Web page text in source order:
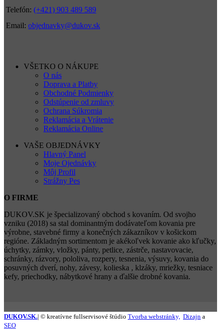
Telefón: (+421) 903 489 589
Email: objednavky@dukov.sk
VŠETKO O NÁKUPE
O nás
Doprava a Platby
Obchodné Podmienky
Odstúpenie od zmluvy
Ochrana Súkromia
Reklamácia a Vrátenie
Reklamácia Online
VAŠE OBJEDNÁVKY
Hlavný Panel
Moje Ojednávky
Môj Profil
Strážny Pes
O FIRME
DUKOV.SK je špecializovaný obchod s kovaním. Od svojho
vzniku (2018) sa stal dominantným dodávateľom kovania pre
výrobne, stavebné firmy a konečných zákazníkov v košickom
regióne. Základným sortimentom je akékoľvek kovanie ako kľučky,
úchytky, zámky, vložky, pánty, petlice, zástrče, nastavovacie,
schránky, rázvory, pololiva, rozpery, tesnenia, výsuvy, kovania do
posuvných dverí, nohy, závesy, kolieska , klzáky, mriežky, tesniace
kefy, priechodky, nábytkové hrany a ďalšie drobné kovania.
DUKOV.SK.| © kreatívne fullservisové štúdio Tvorba webstránky, Dizajn a
SEO